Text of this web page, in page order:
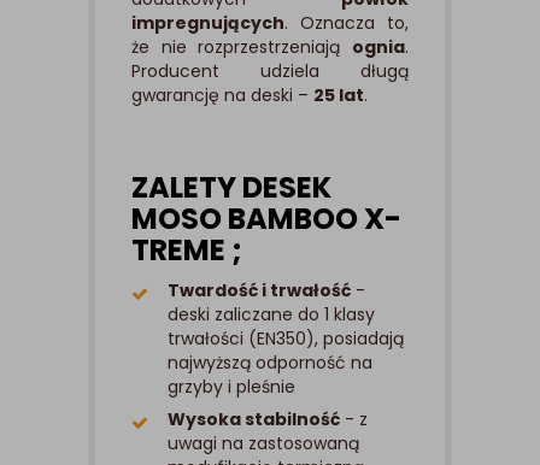
impregnujących. Oznacza to,
że nie rozprzestrzeniają ognia.
Producent udziela długą
gwarancję na deski – 25 lat.
ZALETY DESEK
MOSO BAMBOO X-
TREME ;
Twardość i trwałość -
deski zaliczane do 1 klasy
trwałości (EN350), posiadają
najwyższą odporność na
grzyby i pleśnie
Wysoka stabilność - z
uwagi na zastosowaną